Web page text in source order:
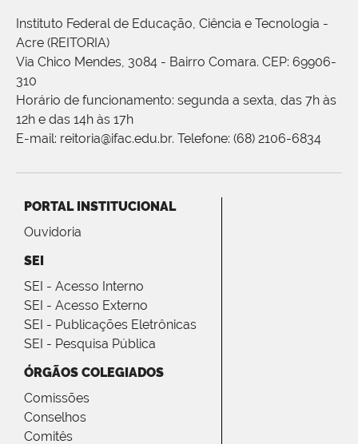
Instituto Federal de Educação, Ciência e Tecnologia -
Acre (REITORIA)
Via Chico Mendes, 3084 - Bairro Comara. CEP: 69906-
310
Horário de funcionamento: segunda a sexta, das 7h às
12h e das 14h às 17h
E-mail: reitoria@ifac.edu.br. Telefone: (68) 2106-6834
PORTAL INSTITUCIONAL
Ouvidoria
SEI
SEI - Acesso Interno
SEI - Acesso Externo
SEI - Publicações Eletrônicas
SEI - Pesquisa Pública
ÓRGÃOS COLEGIADOS
Comissões
Conselhos
Comitês